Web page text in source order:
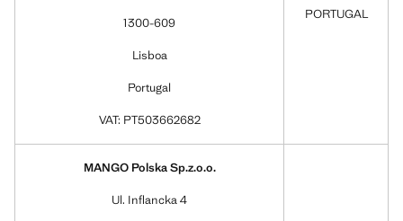
1300-609
Lisboa
Portugal
VAT: PT503662682
PORTUGAL
MANGO Polska Sp.z.o.o.
Ul. Inflancka 4